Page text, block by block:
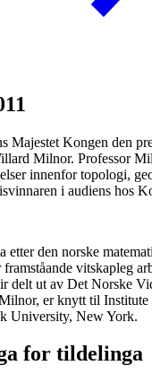
Majestet Kongen den
Milnor. Professor
innenfor topologi,
i audiens hos
etter den norske
vitskapleg
delt ut av Det Norske
er knytt til
University, New York.
for tildelinga